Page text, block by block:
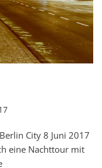
City 8 Juni 2017
eine Nachttour mit